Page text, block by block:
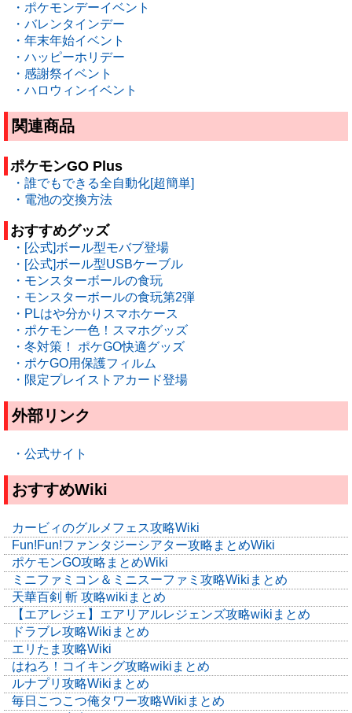
・ポケモンデーイベント
・バレンタインデー
・年末年始イベント
・ハッピーホリデー
・感謝祭イベント
・ハロウィンイベント
関連商品
ポケモンGO Plus
・誰でもできる全自動化[超簡単]
・電池の交換方法
おすすめグッズ
・[公式]ボール型モバブ登場
・[公式]ボール型USBケーブル
・モンスターボールの食玩
・モンスターボールの食玩第2弾
・PLはや分かりスマホケース
・ポケモン一色！スマホグッズ
・冬対策！ ポケGO快適グッズ
・ポケGO用保護フィルム
・限定プレイストアカード登場
外部リンク
・公式サイト
おすすめWiki
カービィのグルメフェス攻略Wiki
Fun!Fun!ファンタジーシアター攻略まとめWiki
ポケモンGO攻略まとめWiki
ミニファミコン＆ミニスーファミ攻略Wikiまとめ
天華百剣 斬 攻略wikiまとめ
【エアレジェ】エアリアルレジェンズ攻略wikiまとめ
ドラブレ攻略Wikiまとめ
エリたま攻略Wiki
はねろ！コイキング攻略wikiまとめ
ルナプリ攻略Wikiまとめ
毎日こつこつ俺タワー攻略Wikiまとめ